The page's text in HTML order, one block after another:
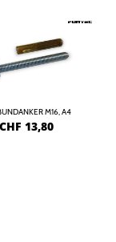
M16, A4
CHF 13,80